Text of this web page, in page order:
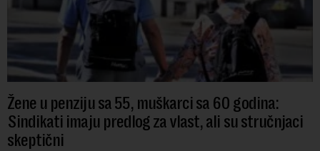
Žene u penziju sa 55, muškarci sa 60 godina:
Sindikati imaju predlog za vlast, ali su stručnjaci
skeptični